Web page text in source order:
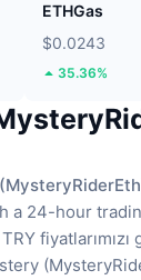
ETHGas
$0.0243
35.36%
a 24-hour